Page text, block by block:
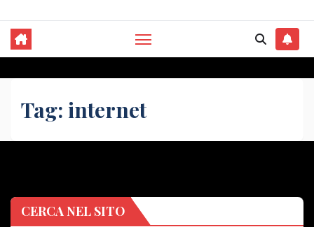
Tag: internet
CERCA NEL SITO